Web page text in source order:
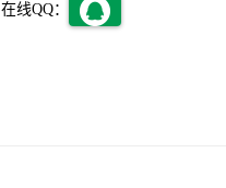
在线QQ：